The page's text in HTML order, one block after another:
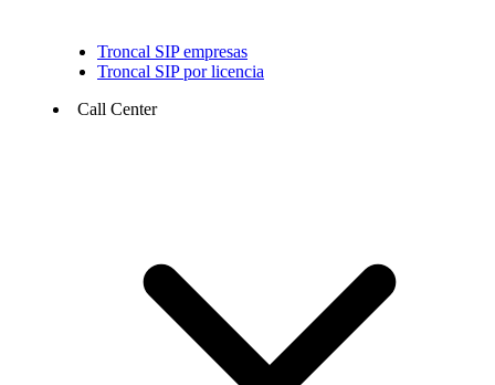
Troncal SIP empresas
Troncal SIP por licencia
Call Center